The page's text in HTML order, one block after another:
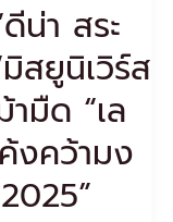
น่า สระ
สยูนิเวิร์ส
มืด “เล
งคว้ามง